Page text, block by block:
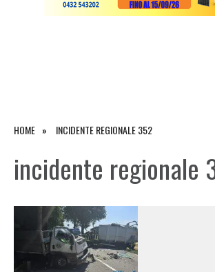
HOME INCIDENTE REGIONALE 352
incidente regionale